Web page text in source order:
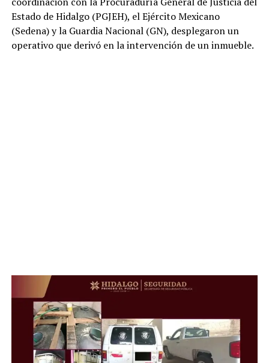
Estado de Hidalgo (PGJEH), el Ejército Mexicano
(Sedena) y la Guardia Nacional (GN), desplegaron un
operativo que derivó en la intervención de un inmueble.